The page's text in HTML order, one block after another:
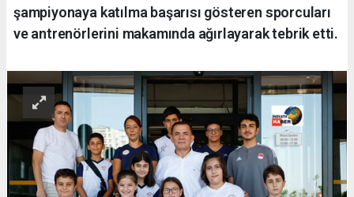
şampiyonaya katılma başarısı gösteren sporcuları
ve antrenörlerini makamında ağırlayarak tebrik etti.